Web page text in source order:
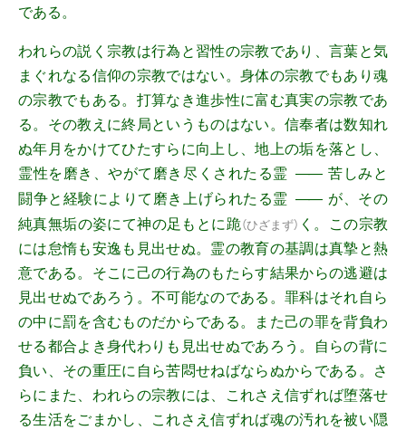
である。
われらの説く宗教は行為と習性の宗教であり、言葉と気
まぐれなる信仰の宗教ではない。身体の宗教でもあり魂
の宗教でもある。打算なき進歩性に富む真実の宗教であ
る。その教えに終局というものはない。信奉者は数知れ
ぬ年月をかけてひたすらに向上し、地上の垢を落とし、
霊性を磨き、やがて磨き尽くされたる霊 ―― 苦しみと
闘争と経験によりて磨き上げられたる霊 ―― が、その
純真無垢の姿にて神の足もとに跪（ひざまず） く。この宗教
には怠惰も安逸も見出せぬ。霊の教育の基調は真摯と熱
意である。そこに己の行為のもたらす結果からの逃避は
見出せぬであろう。不可能なのである。罪科はそれ自ら
の中に罰を含むものだからである。また己の罪を背負わ
せる都合よき身代わりも見出せぬであろう。自らの背に
負い、その重圧に自ら苦悶せねばならぬからである。さ
らにまた、われらの宗教には、これさえ信ずれば堕落せ
る生活をごまかし、これさえ信ずれば魂の汚れを被い隠